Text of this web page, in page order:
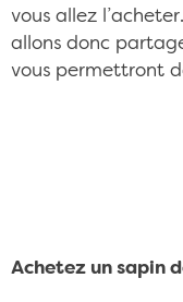
vous allez
allons donc
vous permettront
Achetez un sapin